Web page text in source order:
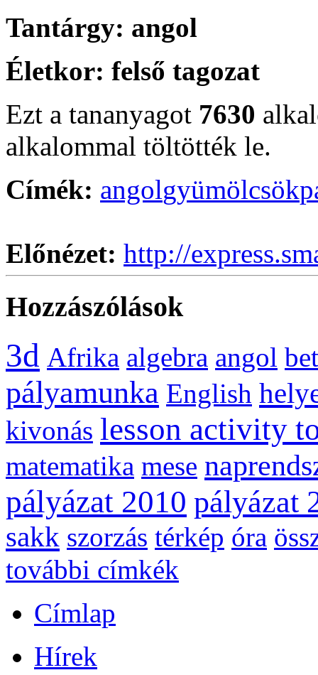
Tantárgy: angol
Életkor: felső tagozat
Ezt a tananyagot 7630
alkalommal töltötték le.
Címék: angolgyümölcsök
Előnézet: http://
Hozzászólások
3d Afrika algebra angol
pályamunka English
kivonás lesson activity
matematika mese
pályázat 2010 pályázat
sakk szorzás térkép óra
további címkék
Címlap
Hírek